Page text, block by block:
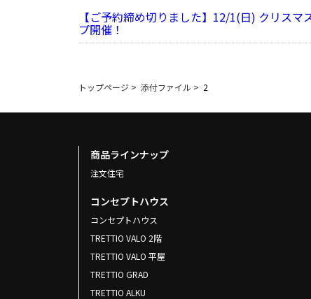
【ご予約締め切りました】12/1(日) クリスマ
プ開催！
トップページ > 添付ファイル > 2
商品ラインナップ
注文住宅
コンセプトハウス
コンセプトハウス
TRETTIO VALO 2階
TRETTIO VALO 平屋
TRETTIO GRAD
TRETTIO ALKU